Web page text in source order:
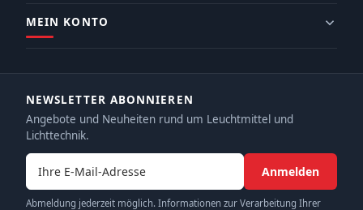
MEIN KONTO
NEWSLETTER ABONNIEREN
Angebote und Neuheiten rund um Leuchtmittel und
Lichttechnik.
E-Mail-Adresse
Anmelden
Abmeldung jederzeit möglich. Informationen zur Verarbeitung Ihrer